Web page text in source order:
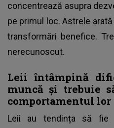
concentrează asupra
pe primul loc. Astrele
transformări benefice.
nerecunoscut.
Leii întâmpină
muncă și trebuie
comportamentul lor
Leii au tendința să fie